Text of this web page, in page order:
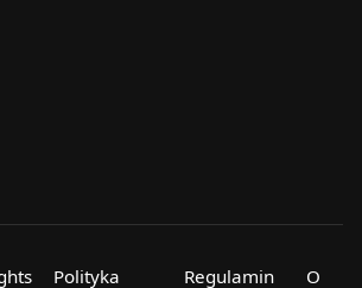
Polityka Regulamin O